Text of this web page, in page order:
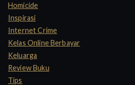
Homicide
Inspirasi
Internet Crime
Kelas Online Berbayar
Keluarga
Review Buku
Tips